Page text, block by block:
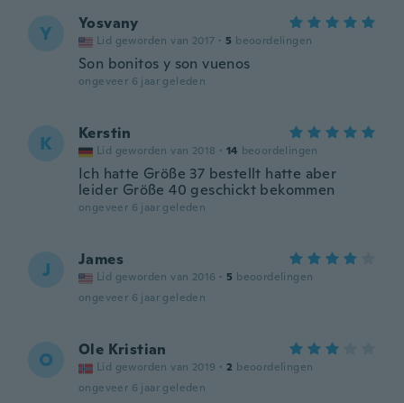
Y Yosvany
Lid geworden van 2017 · 5 beoordelingen
Son bonitos y son vuenos
ongeveer 6 jaar geleden
K Kerstin
Lid geworden van 2018 · 14 beoordelingen
Ich hatte Größe 37 bestellt hatte aber
leider Größe 40 geschickt bekommen
ongeveer 6 jaar geleden
J James
Lid geworden van 2016 · 5 beoordelingen
ongeveer 6 jaar geleden
O Ole Kristian
Lid geworden van 2019 · 2 beoordelingen
ongeveer 6 jaar geleden